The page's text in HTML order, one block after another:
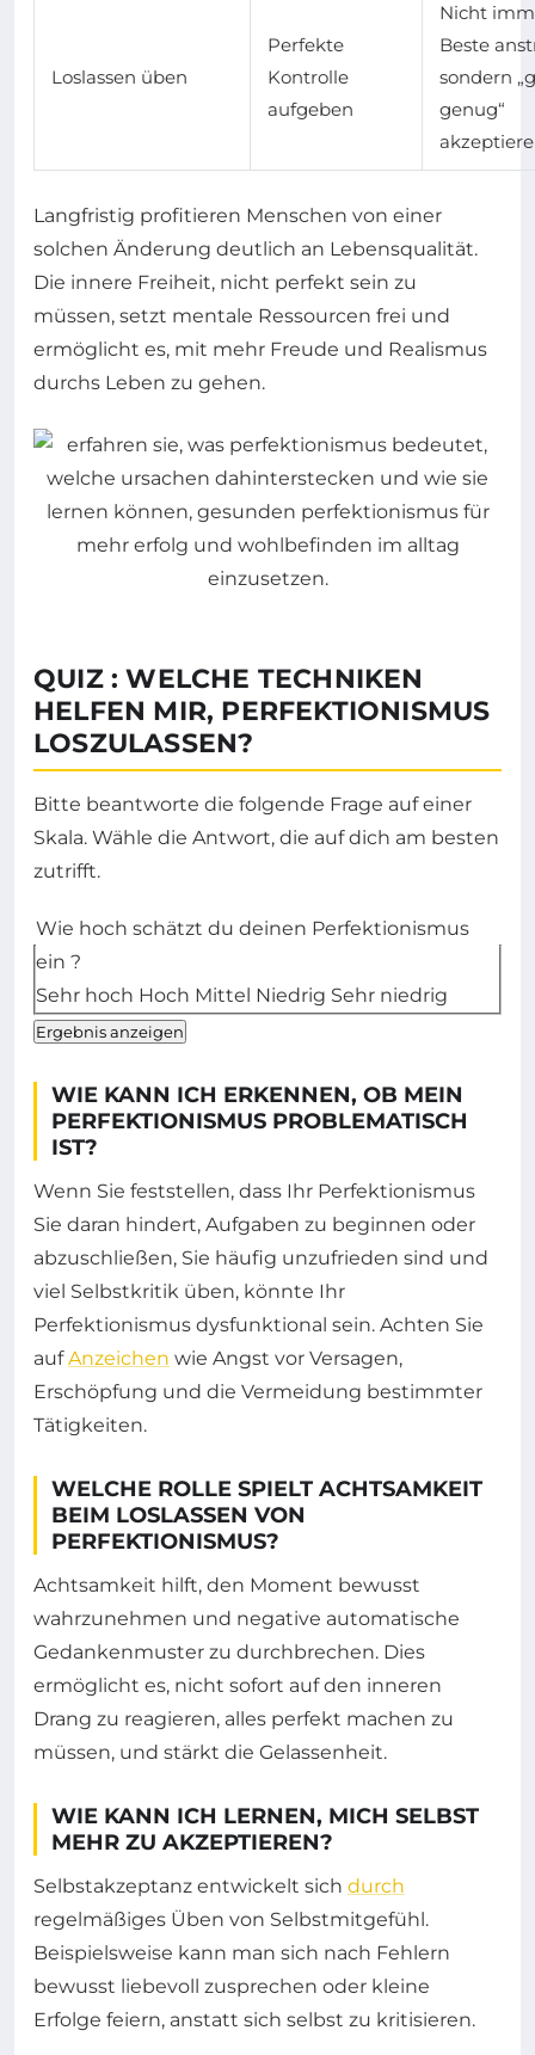
Loslassen üben
Perfekte
Kontrolle
aufgeben
Nicht
Beste
sondern
genug“
Langfristig profitieren Menschen von einer
solchen Änderung deutlich an Lebensqualität.
Die innere Freiheit, nicht perfekt sein zu
müssen, setzt mentale Ressourcen frei und
ermöglicht es, mit mehr Freude und Realismus
durchs Leben zu gehen.
QUIZ : WELCHE TECHNIKEN
HELFEN MIR, PERFEKTIONISMUS
LOSZULASSEN?
Bitte beantworte die folgende Frage auf einer
Skala. Wähle die Antwort, die auf dich am besten
zutrifft.
Wie hoch schätzt du deinen Perfektionismus
ein ?
Sehr hoch Hoch Mittel Niedrig Sehr niedrig
Ergebnis anzeigen
WIE KANN ICH ERKENNEN, OB MEIN
PERFEKTIONISMUS PROBLEMATISCH
IST?
Wenn Sie feststellen, dass Ihr Perfektionismus
Sie daran hindert, Aufgaben zu beginnen oder
abzuschließen, Sie häufig unzufrieden sind und
viel Selbstkritik üben, könnte Ihr
Perfektionismus dysfunktional sein. Achten Sie
aufAnzeichen wie Angst vor Versagen,
Erschöpfung und die Vermeidung bestimmter
Tätigkeiten.
WELCHE ROLLE SPIELT ACHTSAMKEIT
BEIM LOSLASSEN VON
PERFEKTIONISMUS?
Achtsamkeit hilft, den Moment bewusst
wahrzunehmen und negative automatische
Gedankenmuster zu durchbrechen. Dies
ermöglicht es, nicht sofort auf den inneren
Drang zu reagieren, alles perfekt machen zu
müssen, und stärkt die Gelassenheit.
WIE KANN ICH LERNEN, MICH SELBST
MEHR ZU AKZEPTIEREN?
Selbstakzeptanz entwickelt sich durch
regelmäßiges Üben von Selbstmitgefühl.
Beispielsweise kann man sich nach Fehlern
bewusst liebevoll zusprechen oder kleine
Erfolge feiern, anstatt sich selbst zu kritisieren.